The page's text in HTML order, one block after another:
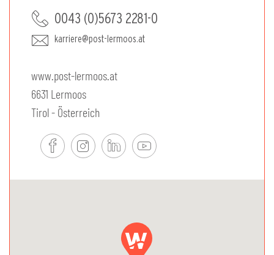
0043 (0)5673 2281-0
karriere@post-lermoos.at
www.post-lermoos.at
6631 Lermoos
Tirol - Österreich